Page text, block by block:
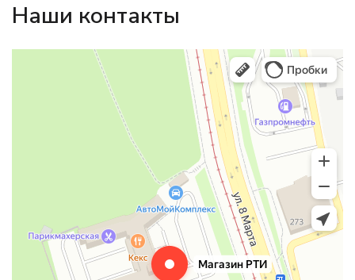
Наши контакты
Магазин резинотехники
Резиновые и резинотехнические изделия в Екатеринбурге
Садовый инвентарь и техника в Екатеринбурге